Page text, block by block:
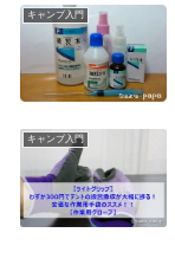
キャンプ入門
キャンプ入門